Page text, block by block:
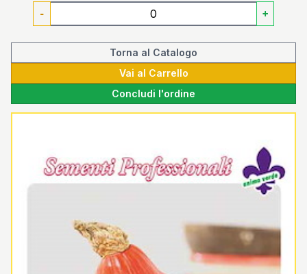
- +
Torna al Catalogo
Vai al Carrello
Concludi l'ordine